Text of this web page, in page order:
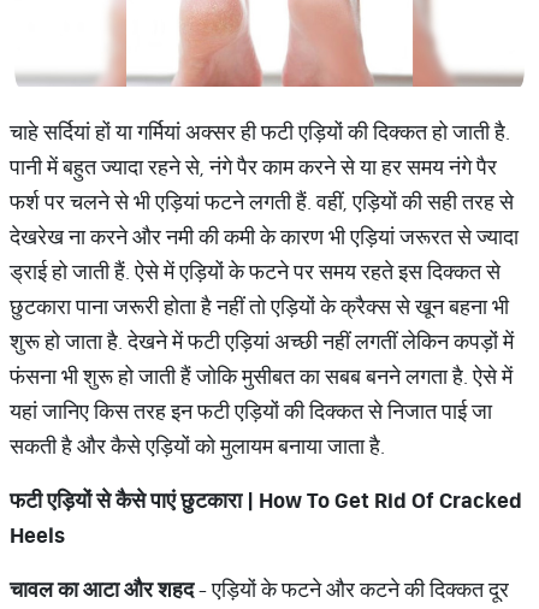
चाहे सर्दियां हों या गर्मियां अक्सर ही फटी एड़ियों की दिक्कत हो जाती है.
पानी में बहुत ज्यादा रहने से, नंगे पैर काम करने से या हर समय नंगे पैर
फर्श पर चलने से भी एड़ियां फटने लगती हैं. वहीं, एड़ियों की सही तरह से
देखरेख ना करने और नमी की कमी के कारण भी एड़ियां जरूरत से ज्यादा
ड्राई हो जाती हैं. ऐसे में एड़ियों के फटने पर समय रहते इस दिक्कत से
छुटकारा पाना जरूरी होता है नहीं तो एड़ियों के क्रैक्स से खून बहना भी
शुरू हो जाता है. देखने में फटी एड़ियां अच्छी नहीं लगतीं लेकिन कपड़ों में
फंसना भी शुरू हो जाती हैं जोकि मुसीबत का सबब बनने लगता है. ऐसे में
यहां जानिए किस तरह इन फटी एड़ियों की दिक्कत से निजात पाई जा
सकती है और कैसे एड़ियों को मुलायम बनाया जाता है.
फटीएड़ियोंसेकैसेपाएंछुटकारा| How To Get Rid Of Cracked
Heels
चावलकाआटाऔरशहद- एड़ियों के फटने और कटने की दिक्कत दूर